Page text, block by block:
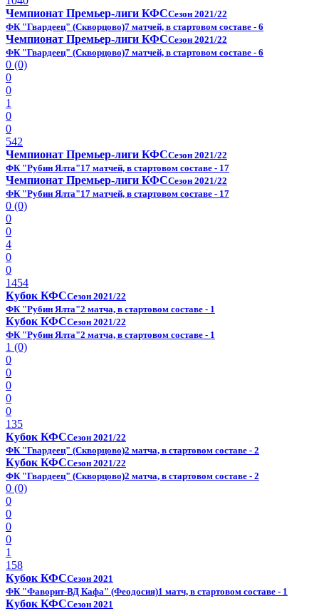
Чемпионат Премьер-лиги КФССезон 2021/22
ФК "Гвардеец" (Скворцово)7 матчей, в стартовом составе - 6
Чемпионат Премьер-лиги КФССезон 2021/22
ФК "Гвардеец" (Скворцово)7 матчей, в стартовом составе - 6
0 (0)
0
0
1
0
0
542
Чемпионат Премьер-лиги КФССезон 2021/22
ФК "Рубин Ялта"17 матчей, в стартовом составе - 17
Чемпионат Премьер-лиги КФССезон 2021/22
ФК "Рубин Ялта"17 матчей, в стартовом составе - 17
0 (0)
0
0
4
0
0
1454
Кубок КФССезон 2021/22
ФК "Рубин Ялта"2 матча, в стартовом составе - 1
Кубок КФССезон 2021/22
ФК "Рубин Ялта"2 матча, в стартовом составе - 1
1 (0)
0
0
0
0
0
135
Кубок КФССезон 2021/22
ФК "Гвардеец" (Скворцово)2 матча, в стартовом составе - 2
Кубок КФССезон 2021/22
ФК "Гвардеец" (Скворцово)2 матча, в стартовом составе - 2
0 (0)
0
0
0
0
1
158
Кубок КФССезон 2021
ФК "Фаворит-ВД Кафа" (Феодосия)1 матч, в стартовом составе - 1
Кубок КФССезон 2021